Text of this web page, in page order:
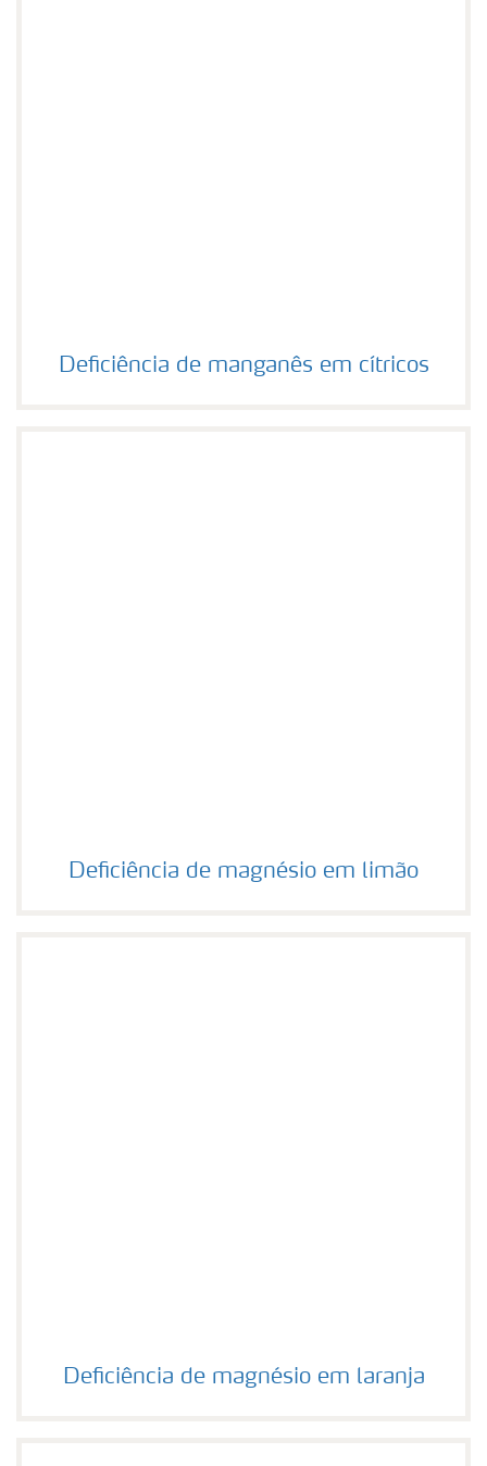
Deficiência de manganês em cítricos
Deficiência de manganês em cítricos
Deficiência de magnésio em limão
Deficiência de magnésio em limão
Deficiência de magnésio em laranja
Deficiência de magnésio em laranja